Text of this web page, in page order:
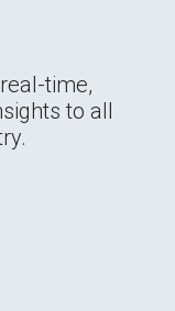
time,
to all